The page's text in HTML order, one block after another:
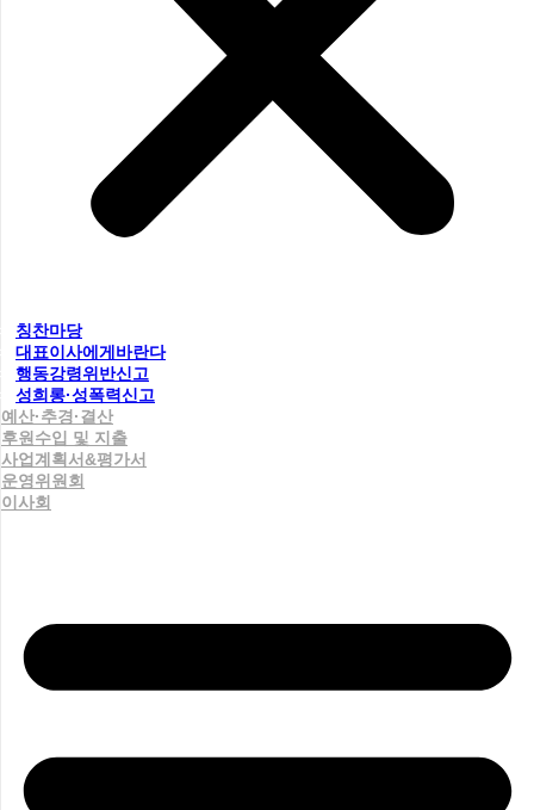
칭찬마당
대표이사에게바란다
행동강령위반신고
성희롱·성폭력신고
예산·추경·결산
후원수입 및 지출
사업계획서&평가서
운영위원회
이사회